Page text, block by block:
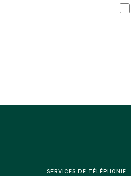
SERVICES DE TÉLÉPHONIE